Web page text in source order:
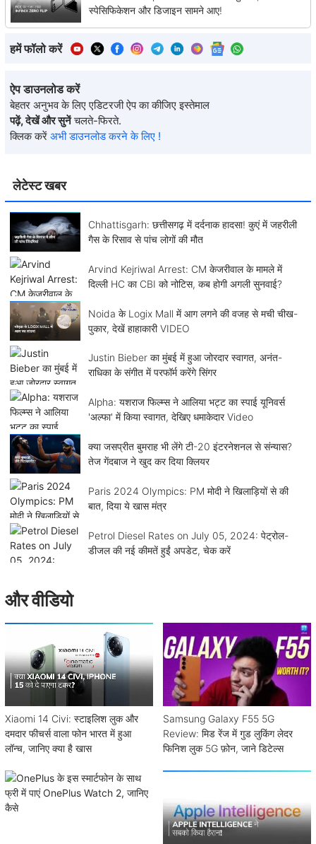
लेटेस्ट खबर
Chhattisgarh: छत्तीसगढ़ में दर्दनाक हादसा! कुएं में जहरीली
गैस के रिसाव से पांच लोगों की मौत
Arvind Kejriwal Arrest: CM केजरीवाल के मामले में
दिल्ली HC का CBI को नोटिस, कब होगी अगली सुनवाई?
Noida के Logix Mall में आग लगने की वजह से मची चीख-
पुकार, देखें हाहाकारी VIDEO
Justin Bieber का मुंबई में हुआ जोरदार स्वागत, अनंत-
राधिका के संगीत में परफॉर्म करेंगे सिंगर
Alpha: यशराज फिल्म्स ने आलिया भट्ट का स्पाई यूनिवर्स
'अल्फा' में किया स्वागत, देखिए धमाकेदार Video
क्या जसप्रीत बुमराह भी लेंगे टी-20 इंटरनेशनल से संन्यास?
तेज गेंदबाज ने खुद कर दिया क्लियर
Paris 2024 Olympics: PM मोदी ने खिलाड़ियों से की
बात, दिया ये खास मंत्र
Petrol Diesel Rates on July 05, 2024: पेट्रोल-
डीजल की नई कीमतें हुईं अपडेट, चेक करें
स्पेसिफिकेशन और डिजाइन सामने आए!
हमें फॉलो करें
ऐप डाउनलोड करें
बेहतर अनुभव के लिए एडिटरजी ऐप का कीजिए इस्तेमाल
पढ़ें, देखें और सुनें चलते-फिरते.
क्लिक करें अभी डाउनलोड करने के लिए !
और वीडियो
Xiaomi 14 Civi: स्टाइलिश लुक और
दमदार फीचर्स वाला फोन भारत में हुआ
लॉन्च, जानिए क्या है खास
Samsung Galaxy F55 5G
Review: मिड रेंज में गुड लुकिंग लेदर
फिनिश लुक 5G फ़ोन, जाने डिटेल्स